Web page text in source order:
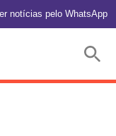
notícias pelo WhatsApp